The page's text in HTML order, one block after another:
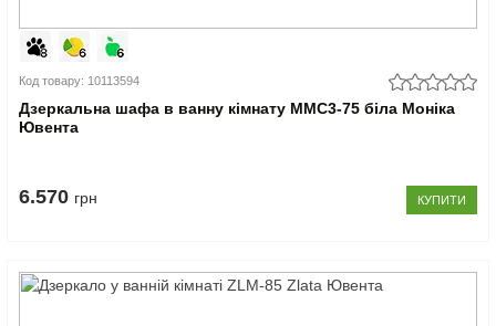
Код товару: 10113594
Дзеркальна шафа в ванну кімнату MMC3-75 біла Моніка
Ювента
6.570 грн КУПИТИ